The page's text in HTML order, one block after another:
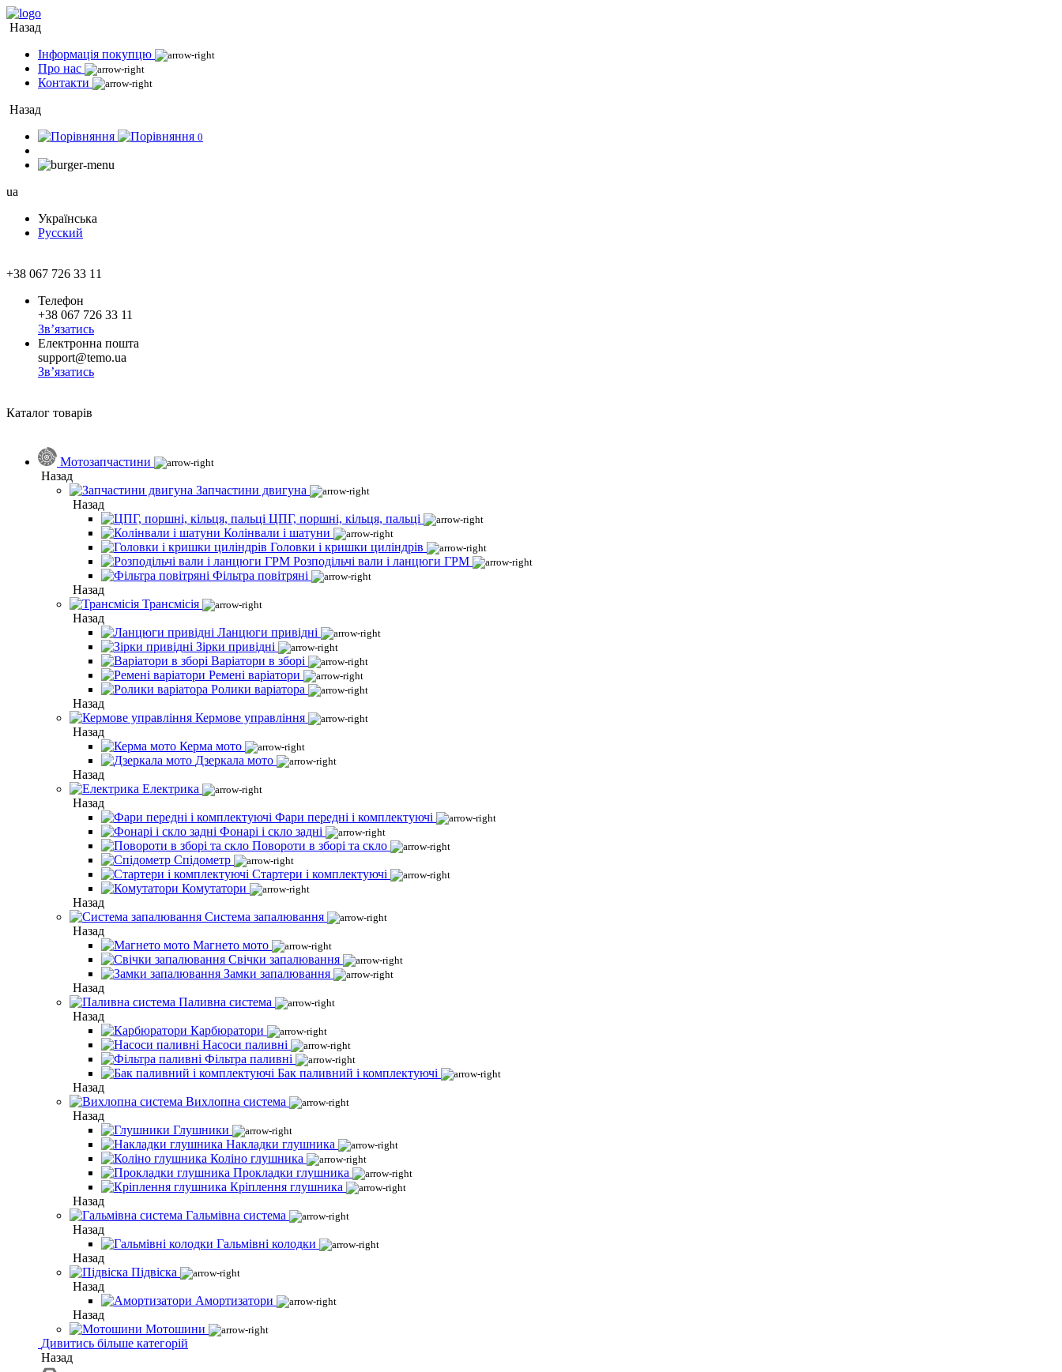
Назад
Інформація покупцю
Про нас
Контакти
Назад
0
ua
Українська
Русский
+38 067 726 33 11
Телефон
+38 067 726 33 11
Зв’язатись
Електронна пошта
support@temo.ua
Зв’язатись
Каталог товарів
Мотозапчастини
Назад
Запчастини двигуна
Назад
ЦПГ, поршні, кільця, пальці
Колінвали і шатуни
Головки і кришки циліндрів
Розподільчі вали і ланцюги ГРМ
Фільтра повітряні
Назад
Трансмісія
Назад
Ланцюги привідні
Зірки привідні
Варіатори в зборі
Ремені варіатори
Ролики варіатора
Назад
Кермове управління
Назад
Керма мото
Дзеркала мото
Назад
Електрика
Назад
Фари передні і комплектуючі
Фонарі і скло задні
Повороти в зборі та скло
Спідометр
Стартери і комплектуючі
Комутатори
Назад
Система запалювання
Назад
Магнето мото
Свічки запалювання
Замки запалювання
Назад
Паливна система
Назад
Карбюратори
Насоси паливні
Фільтра паливні
Бак паливний і комплектуючі
Назад
Вихлопна система
Назад
Глушники
Накладки глушника
Коліно глушника
Прокладки глушника
Кріплення глушника
Назад
Гальмівна система
Назад
Гальмівні колодки
Назад
Підвіска
Назад
Амортизатори
Назад
Мотошини
Дивитись більше категорій
Назад